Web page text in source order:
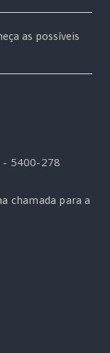
as possíveis
- 5400-278
chamada para a